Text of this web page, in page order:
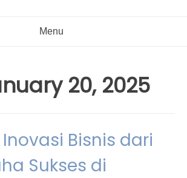
Menu
20, 2025
Bisnis dari
Sukses di